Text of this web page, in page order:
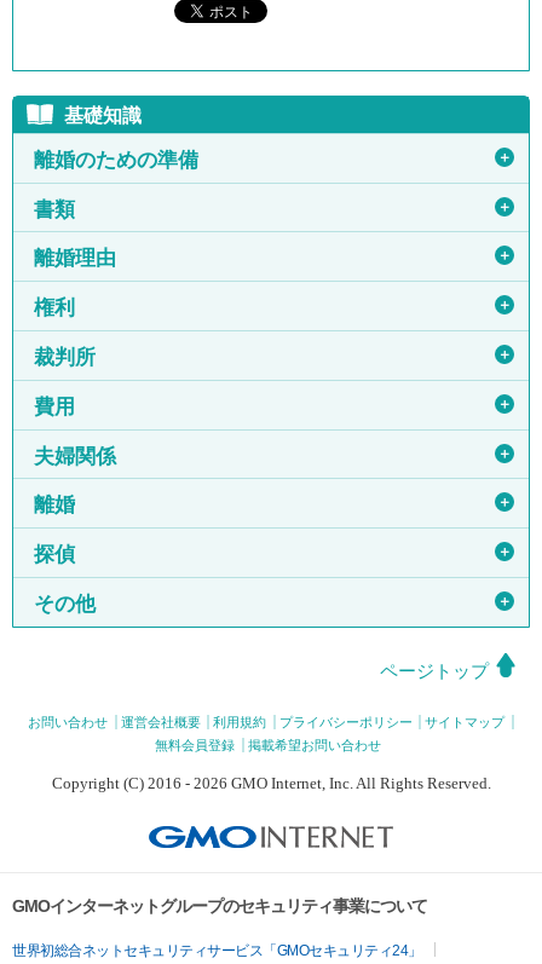
基礎知識
離婚のための準備 ＋
書類 ＋
離婚理由 ＋
権利 ＋
裁判所 ＋
費用 ＋
夫婦関係 ＋
離婚 ＋
探偵 ＋
その他 ＋
ページトップ
お問い合わせ 運営会社概要 利用規約 プライバシーポリシー
サイトマップ
無料会員登録
掲載希望お問い合わせ
Copyright (C) 2016 - 2026 GMO Internet, Inc. All Rights Reserved.
GMOインターネットグループのセキュリティ事業について
世界初総合ネットセキュリティサービス「GMOセキュリティ24」